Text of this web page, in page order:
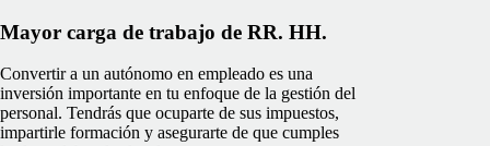
Mayor carga de trabajo de RR. HH.
Convertir a un autónomo en empleado es una
inversión importante en tu enfoque de la gestión del
personal. Tendrás que ocuparte de sus impuestos,
impartirle formación y asegurarte de que cumples